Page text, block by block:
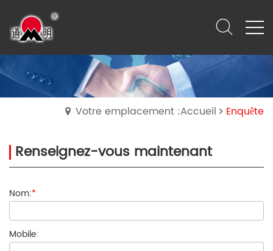
Votre emplacement :Accueil Enquête
Renseignez-vous maintenant
Nom:*
Mobile: